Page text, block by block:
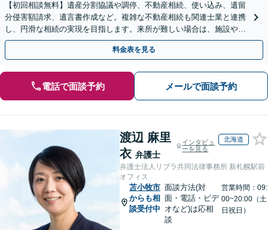
【初回相談無料】遺産分割協議や調停、不動産相続、使い込み、遺留
分侵害額請求、遺言書作成など。複雑な不動産相続も関連士業と連携
し、円滑な相続の実現を目指します。来所が難しい場合は、施設や病
院への出張相談も対応可能です【弁護士歴19年以上】
料金表を見る
電話で面談予約 メールで面談予約
渡辺 麻里
衣 弁護士
インタビュ
ーを見る
北海道
弁護士法人リブラ共同法律事務所 新札幌駅前
オフィス
苫小牧市
からも相
談受付中
面談方法(対
面・電話・ビデ
オなど)は応相
談
営業時間：09:
00~20:00（土
日祝日）